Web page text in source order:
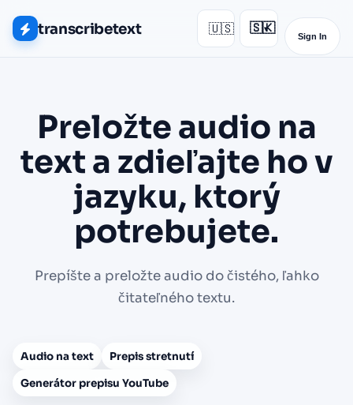
transcribetext 🇺🇸 🇸🇰
▾
Sign In
Preložte audio na
text a zdieľajte ho v
jazyku, ktorý
potrebujete.
Prepíšte a preložte audio do čistého, ľahko
čitateľného textu.
Audio na text
Prepis stretnutí
Generátor prepisu YouTube